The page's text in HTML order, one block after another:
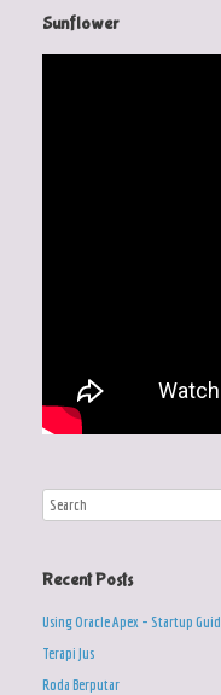
Sunflower
Recent Posts
Using Oracle Apex – Startup
Terapi Jus
Roda Berputar